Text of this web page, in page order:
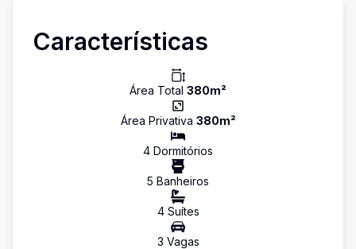
Características
Área Total 380m²
Área Privativa 380m²
4 Dormitórios
5 Banheiros
4Suítes
3 Vagas